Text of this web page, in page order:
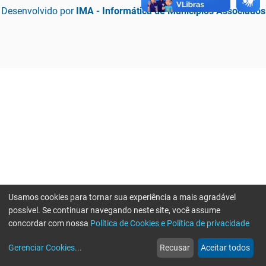
Desenvolvido por IMA - Informática de Municípios Associados
web
Notícias
more_horiz
Mais
Usamos cookies para tornar sua experiência a mais agradável
possível. Se continuar navegando neste site, você assume
concordar com nossa Política de Cookies e Política de privacidade
Gerenciar Cookies... Recusar Aceitar todos
Erro ao enviar informações, por favor tente novamente